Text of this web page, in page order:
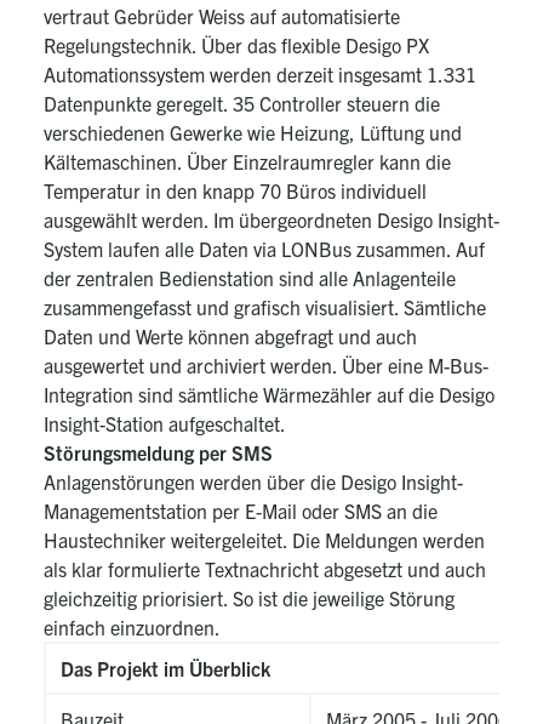
vertraut Gebrüder Weiss auf automatisierte
Regelungstechnik. Über das flexible Desigo PX
Automationssystem werden derzeit insgesamt 1.331
Datenpunkte geregelt. 35 Controller steuern die
verschiedenen Gewerke wie Heizung, Lüftung und
Kältemaschinen. Über Einzelraumregler kann die
Temperatur in den knapp 70 Büros individuell
ausgewählt werden. Im übergeordneten Desigo Insight-
System laufen alle Daten via LONBus zusammen. Auf
der zentralen Bedienstation sind alle Anlagenteile
zusammengefasst und grafisch visualisiert. Sämtliche
Daten und Werte können abgefragt und auch
ausgewertet und archiviert werden. Über eine M-Bus-
Integration sind sämtliche Wärmezähler auf die Desigo
Insight-Station aufgeschaltet.
Störungsmeldung per SMS
Anlagenstörungen werden über die Desigo Insight-
Managementstation per E-Mail oder SMS an die
Haustechniker weitergeleitet. Die Meldungen werden
als klar formulierte Textnachricht abgesetzt und auch
gleichzeitig priorisiert. So ist die jeweilige Störung
einfach einzuordnen.
Das Projekt im Überblick
Bauzeit März 2005 - Juli 2006